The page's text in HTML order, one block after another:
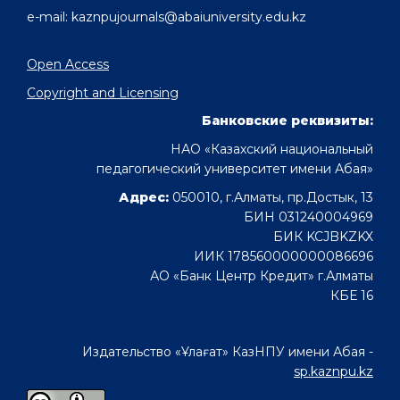
e-mail: kaznpujournals@abaiuniversity.edu.kz
Open Access
Copyright and Licensing
Банковские реквизиты:
НАО «Казахский национальный
педагогический университет имени Абая»
Адрес: 050010, г.Алматы, пр.Достык, 13
БИН 031240004969
БИК KCJBKZKX
ИИК 178560000000086696
АО «Банк Центр Кредит» г.Алматы
КБЕ 16
Издательство «Ұлағат» КазНПУ имени Абая -
sp.kaznpu.kz